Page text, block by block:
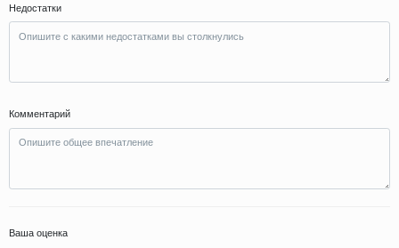
Недостатки
Комментарий
Ваша оценка